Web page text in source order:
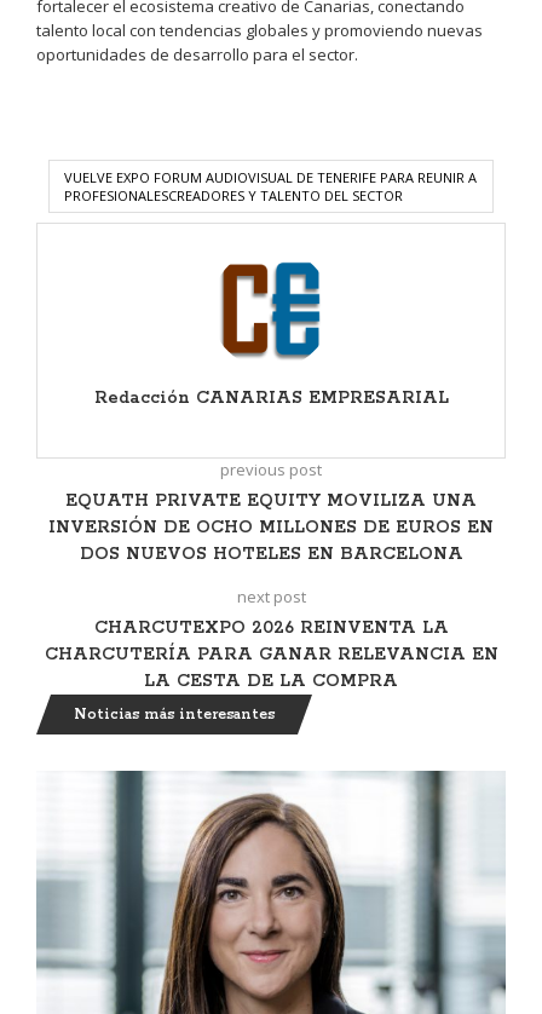
fortalecer el ecosistema creativo de Canarias, conectando
talento local con tendencias globales y promoviendo nuevas
oportunidades de desarrollo para el sector.
VUELVE EXPO FORUM AUDIOVISUAL DE TENERIFE PARA REUNIR A
PROFESIONALESCREADORES Y TALENTO DEL SECTOR
Redacción CANARIAS EMPRESARIAL
previous post
EQUATH PRIVATE EQUITY MOVILIZA UNA
INVERSIÓN DE OCHO MILLONES DE EUROS EN
DOS NUEVOS HOTELES EN BARCELONA
next post
CHARCUTEXPO 2026 REINVENTA LA
CHARCUTERÍA PARA GANAR RELEVANCIA EN
LA CESTA DE LA COMPRA
Noticias más interesantes